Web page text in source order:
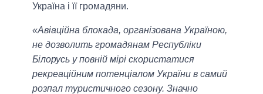
Україна і її громадяни.
«Авіаційна блокада, організована Україною,
не дозволить громадянам Республіки
Білорусь у повній мірі скористатися
рекреаційним потенціалом України в самий
розпал туристичного сезону. Значно